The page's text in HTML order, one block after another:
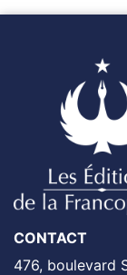
CONTACT
476, boulevard